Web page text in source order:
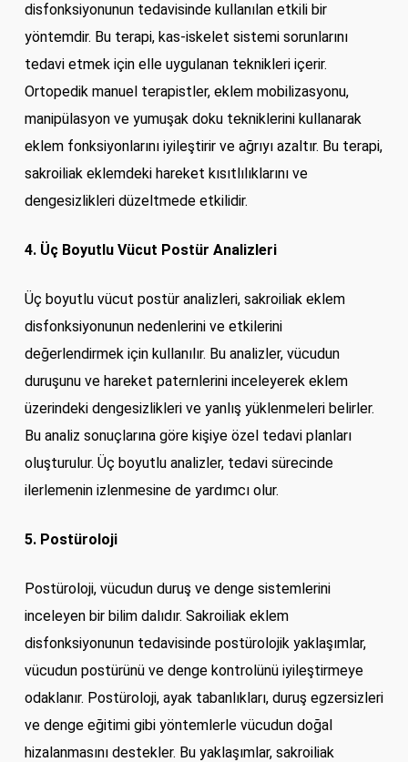
disfonksiyonunun tedavisinde kullanılan etkili bir
yöntemdir. Bu terapi, kas-iskelet sistemi sorunlarını
tedavi etmek için elle uygulanan teknikleri içerir.
Ortopedik manuel terapistler, eklem mobilizasyonu,
manipülasyon ve yumuşak doku tekniklerini kullanarak
eklem fonksiyonlarını iyileştirir ve ağrıyı azaltır. Bu terapi,
sakroiliak eklemdeki hareket kısıtlılıklarını ve
dengesizlikleri düzeltmede etkilidir.
4. Üç Boyutlu Vücut Postür Analizleri
Üç boyutlu vücut postür analizleri, sakroiliak eklem
disfonksiyonunun nedenlerini ve etkilerini
değerlendirmek için kullanılır. Bu analizler, vücudun
duruşunu ve hareket paternlerini inceleyerek eklem
üzerindeki dengesizlikleri ve yanlış yüklenmeleri belirler.
Bu analiz sonuçlarına göre kişiye özel tedavi planları
oluşturulur. Üç boyutlu analizler, tedavi sürecinde
ilerlemenin izlenmesine de yardımcı olur.
5. Postüroloji
Postüroloji, vücudun duruş ve denge sistemlerini
inceleyen bir bilim dalıdır. Sakroiliak eklem
disfonksiyonunun tedavisinde postürolojik yaklaşımlar,
vücudun postürünü ve denge kontrolünü iyileştirmeye
odaklanır. Postüroloji, ayak tabanlıkları, duruş egzersizleri
ve denge eğitimi gibi yöntemlerle vücudun doğal
hizalanmasını destekler. Bu yaklaşımlar, sakroiliak